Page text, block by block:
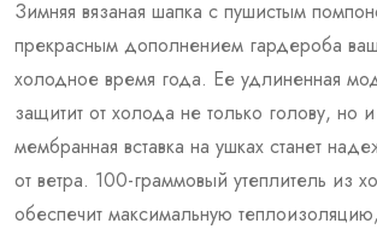
Зимняя вязаная шапка с пушистым
прекрасным дополнением гардероба
холодное время года. Ее удлиненная
защитит от холода не только голову, но
мембранная вставка на ушках станет
от ветра. 100-граммовый утеплитель из
обеспечит максимальную